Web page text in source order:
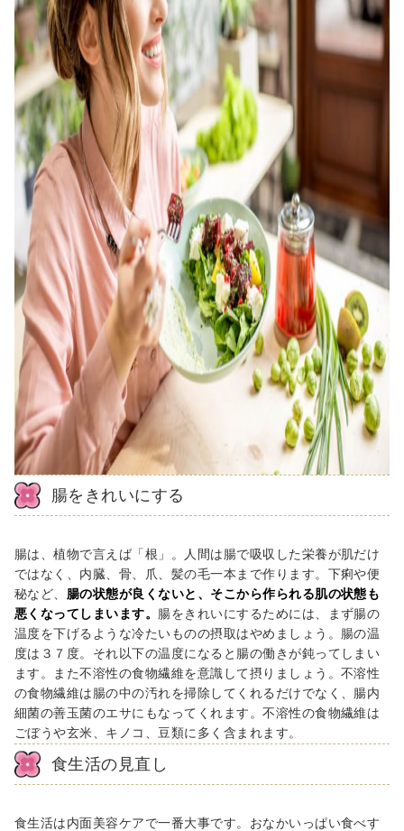
腸をきれいにする
腸は、植物で言えば「根」。人間は腸で吸収した栄養が肌だけ
ではなく、内臓、骨、爪、髪の毛一本まで作ります。下痢や便
秘など、 腸の状態が良くないと、そこから作られる肌の状態も
悪くなってしまいます。 腸をきれいにするためには、まず腸の
温度を下げるような冷たいものの摂取はやめましょう。腸の温
度は３７度。それ以下の温度になると腸の働きが鈍ってしまい
ます。また不溶性の食物繊維を意識して摂りましょう。不溶性
の食物繊維は腸の中の汚れを掃除してくれるだけでなく、腸内
細菌の善玉菌のエサにもなってくれます。不溶性の食物繊維は
ごぼうや玄米、キノコ、豆類に多く含まれます。
食生活の見直し
食生活は内面美容ケアで一番大事です。おなかいっぱい食べす